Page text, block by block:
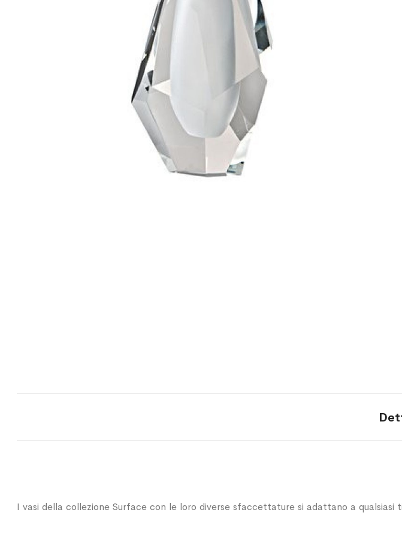
I vasi della collezione Surface con le loro diverse sfaccettature si adattano a qualsiasi